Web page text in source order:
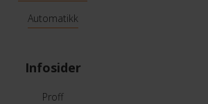
Automatikk
Infosider
Proff